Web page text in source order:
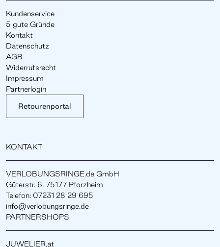
Kundenservice
5 gute Gründe
Kontakt
Datenschutz
AGB
Widerrufsrecht
Impressum
Partnerlogin
Retourenportal
KONTAKT
VERLOBUNGSRINGE.de GmbH
Güterstr. 6, 75177 Pforzheim
Telefon: 07231 28 29 695
info@verlobungsringe.de
PARTNERSHOPS
JUWELIER.at